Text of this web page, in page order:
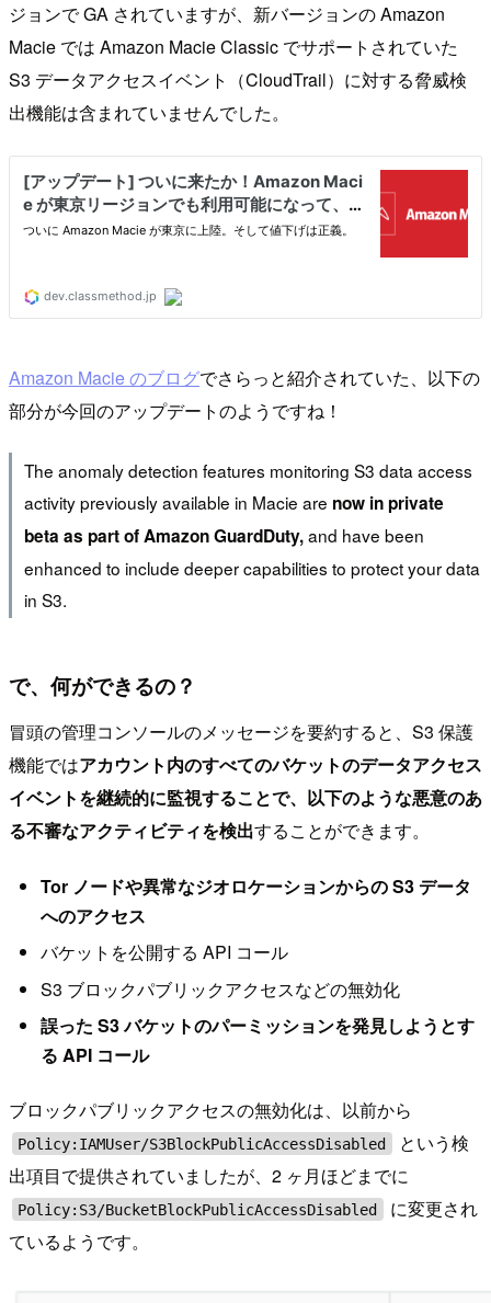
ジョンで GA されていますが、新バージョンの Amazon
Macie では Amazon Macie Classic でサポートされていた
S3 データアクセスイベント（CloudTrail）に対する脅威検
出機能は含まれていませんでした。
Amazon Macie のブログでさらっと紹介されていた、以下の
部分が今回のアップデートのようですね！
The anomaly detection features monitoring S3 data access
activity previously available in Macie are now in private
beta as part of Amazon GuardDuty,and have been
enhanced to include deeper capabilities to protect your data
in S3.
で、何ができるの？
冒頭の管理コンソールのメッセージを要約すると、S3 保護
機能ではアカウント内のすべてのバケットのデータアクセス
イベントを継続的に監視することで、以下のような悪意のあ
る不審なアクティビティを検出することができます。
Tor ノードや異常なジオロケーションからの S3 データ
へのアクセス
バケットを公開する API コール
S3 ブロックパブリックアクセスなどの無効化
誤った S3 バケットのパーミッションを発見しようとす
る API コール
ブロックパブリックアクセスの無効化は、以前から
Policy:IAMUser/S3BlockPublicAccessDisabled
という検
出項目で提供されていましたが、2 ヶ月ほどまでに
Policy:S3/BucketBlockPublicAccessDisabled
に変更され
ているようです。